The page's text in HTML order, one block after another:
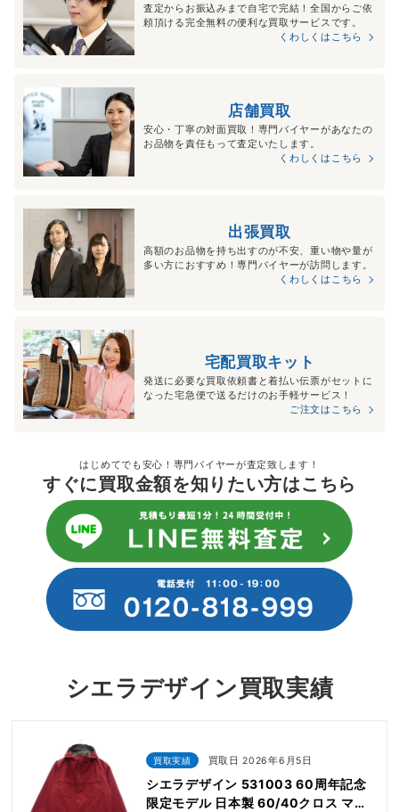
査定からお振込みまで自宅で完結！全国からご依
頼頂ける完全無料の便利な買取サービスです。
くわしくはこちら
店舗買取
安心・丁寧の対面買取！専門バイヤーがあなたの
お品物を責任もって査定いたします。
くわしくはこちら
出張買取
高額のお品物を持ち出すのが不安、重い物や量が
多い方におすすめ！専門バイヤーが訪問します。
くわしくはこちら
宅配買取キット
発送に必要な買取依頼書と着払い伝票がセットに
なった宅急便で送るだけのお手軽サービス！
ご注文はこちら
はじめてでも安心！専門バイヤーが査定致します！
すぐに買取金額を知りたい方はこちら
シエラデザイン買取実績
買取実績 買取日 2026年6月5日
シエラデザイン 531003 60周年記念
限定モデル 日本製 60/40クロス マウ